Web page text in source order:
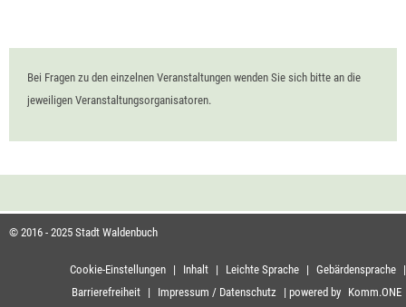
Bei Fragen zu den einzelnen Veranstaltungen wenden Sie sich bitte an die
jeweiligen Veranstaltungsorganisatoren.
© 2016 - 2025 Stadt Waldenbuch
Cookie-Einstellungen | Inhalt | Leichte Sprache | Gebärdensprache |
Barrierefreiheit | Impressum / Datenschutz | powered by Komm.ONE